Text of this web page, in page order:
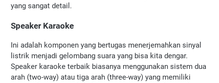
yang sangat detail.
Speaker Karaoke
Ini adalah komponen yang bertugas menerjemahkan sinyal
listrik menjadi gelombang suara yang bisa kita dengar.
Speaker karaoke terbaik biasanya menggunakan sistem dua
arah (two-way) atau tiga arah (three-way) yang memiliki